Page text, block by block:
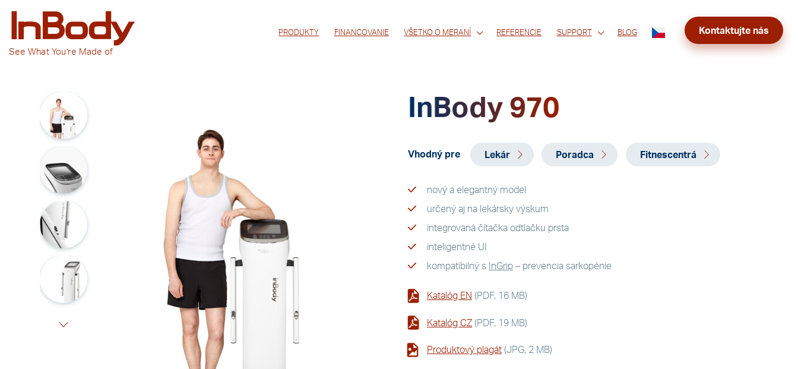
See What You’re Made of
PRODUKTY FINANCOVANIE VŠETKO O MERANÍ REFERENCIE SUPPORT BLOG Kontaktujte nás
InBody 970
Vhodný pre Lekár Poradca Fitnescentrá
nový a elegantný model
určený aj na lekársky výskum
integrovaná čítačka odtlačku prsta
inteligentné UI
kompatibilný s InGrip – prevencia sarkopénie
Katalóg EN (PDF, 16 MB)
Katalóg CZ (PDF, 19 MB)
Produktový plagát (JPG, 2 MB)